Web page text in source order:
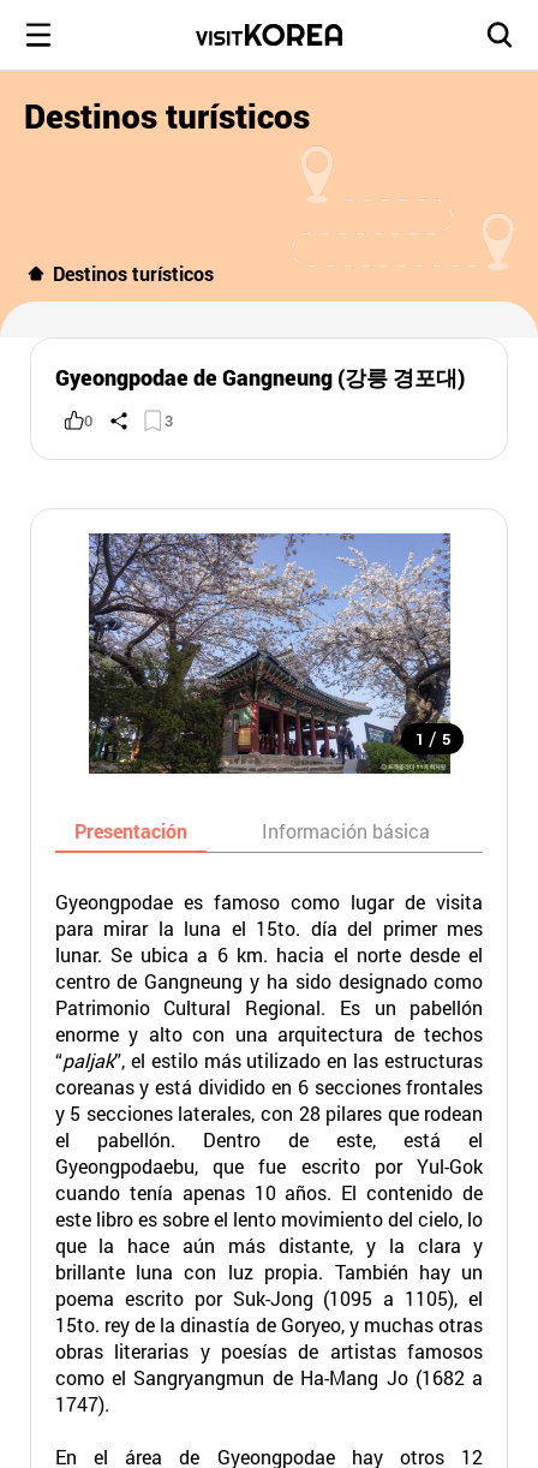
Destinos turísticos
Destinos turísticos
Gyeongpodae de Gangneung (강릉 경포대)
0 3
1 / 5
Presentación Información básica
Gyeongpodae es famoso como lugar de visita
para mirar la luna el 15to. día del primer mes
lunar. Se ubica a 6 km. hacia el norte desde el
centro de Gangneung y ha sido designado como
Patrimonio Cultural Regional. Es un pabellón
enorme y alto con una arquitectura de techos
“paljak”, el estilo más utilizado en las estructuras
coreanas y está dividido en 6 secciones frontales
y 5 secciones laterales, con 28 pilares que rodean
el pabellón. Dentro de este, está el
Gyeongpodaebu, que fue escrito por Yul-Gok
cuando tenía apenas 10 años. El contenido de
este libro es sobre el lento movimiento del cielo, lo
que la hace aún más distante, y la clara y
brillante luna con luz propia. También hay un
poema escrito por Suk-Jong (1095 a 1105), el
15to. rey de la dinastía de Goryeo, y muchas otras
obras literarias y poesías de artistas famosos
como el Sangryangmun de Ha-Mang Jo (1682 a
1747).
En el área de Gyeongpodae hay otros 12